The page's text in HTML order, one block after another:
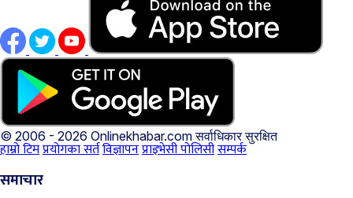
© 2006 - 2026 Onlinekhabar.comसर्वाधिकार सुरक्षित
हाम्रो टिमप्रयोगका सर्तविज्ञापनप्राइभेसी पोलिसीसम्पर्क
समाचार